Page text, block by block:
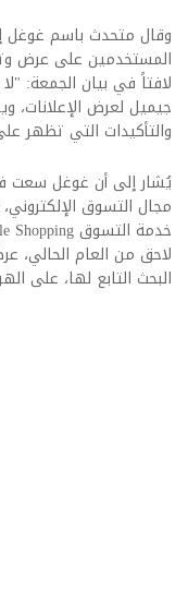
وقال متحدث باسم
المستخدمين على عرض
لافتاً في بيان الجمعة:
جيميل لعرض الإعلانات،
والتأكيدات التي تظهر
يُشار إلى أن غوغل سعت
مجال التسوق
لاحق من العام الحالي،
البحث التابع لها، على